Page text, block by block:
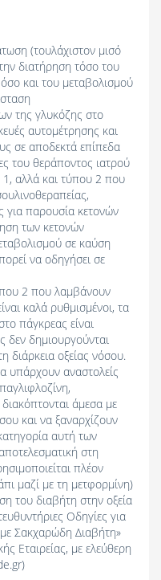
(τουλάχιστον μισό
διατήρηση τόσο του
και του μεταβολισμού
της γλυκόζης στο
αυτομέτρησης και
σε αποδεκτά επίπεδα
του θεράποντος ιατρού
αλλά και τύπου 2 που
για παρουσία κετονών
των κετονών
σε καύση
να οδηγήσει σε
2 που λαμβάνουν
καλά ρυθμισμένοι, τα
πάγκρεας είναι
δεν δημιουργούνται
οξείας νόσου.
υπάρχουν αναστολείς
άμεσα με
και να ξαναρχίζουν
αυτή των
στη
πλέον
μαζί με τη μετφορμίνη)
του διαβήτη στην οξεία
Οδηγίες για
Σακχαρώδη Διαβήτη»
Εταιρείας, με ελεύθερη